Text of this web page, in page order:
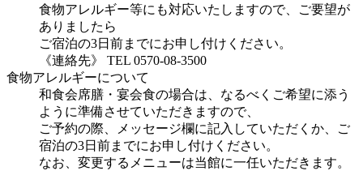
食物アレルギー等にも対応いたしますので、ご要望が
ありましたら
ご宿泊の3日前までにお申し付けください。
《連絡先》 TEL 0570-08-3500
食物アレルギーについて
和食会席膳・宴会食の場合は、なるべくご希望に添う
ように準備させていただきますので、
ご予約の際、メッセージ欄に記入していただくか、ご
宿泊の3日前までにお申し付けください。
なお、変更するメニューは当館に一任いただきます。